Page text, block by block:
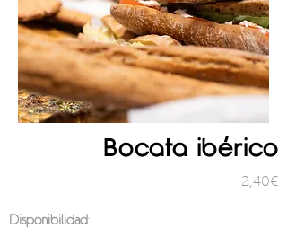
Bocata ibérico
2,40€
Disponibilidad: